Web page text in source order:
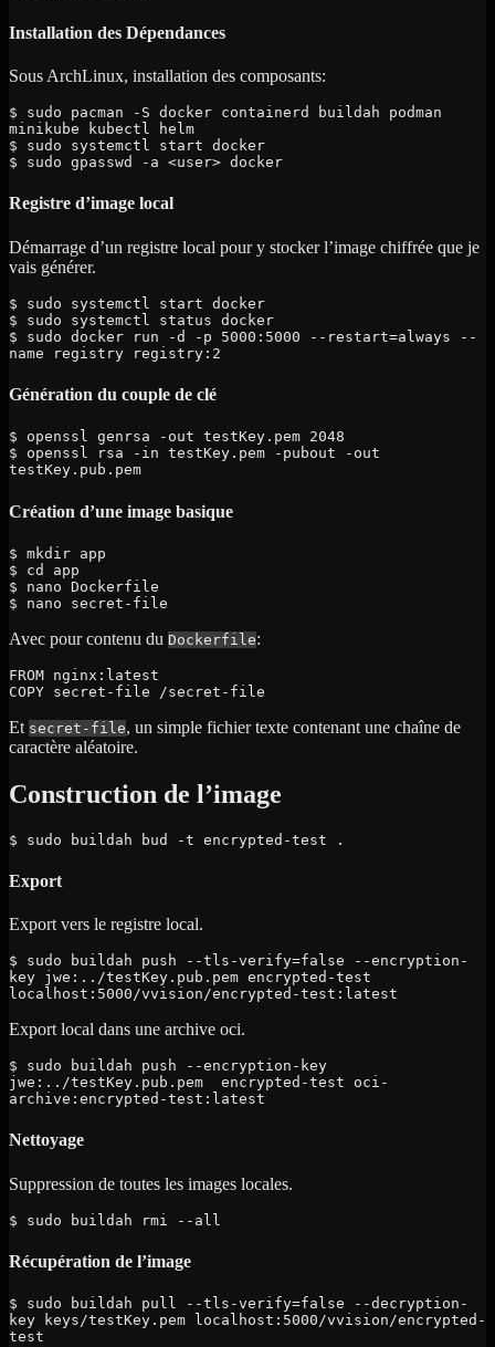
Installation des Dépendances
Sous ArchLinux, installation des composants:
$ sudo pacman -S docker containerd buildah podman
minikube kubectl helm
$ sudo systemctl start docker
$ sudo gpasswd -a <user> docker
Registre d’image local
Démarrage d’un registre local pour y stocker l’image chiffrée que je
vais générer.
$ sudo systemctl start docker
$ sudo systemctl status docker
$ sudo docker run -d -p 5000:5000 --restart=always --
name registry registry:2
Génération du couple de clé
$ openssl genrsa -out testKey.pem 2048
$ openssl rsa -in testKey.pem -pubout -out
testKey.pub.pem
Création d’une image basique
$ mkdir app
$ cd app
$ nano Dockerfile
$ nano secret-file
Avec pour contenu du Dockerfile:
FROM nginx:latest
COPY secret-file /secret-file
Et secret-file, un simple fichier texte contenant une chaîne de
caractère aléatoire.
Construction de l’image
$ sudo buildah bud -t encrypted-test .
Export
Export vers le registre local.
$ sudo buildah push --tls-verify=false --encryption-
key jwe:../testKey.pub.pem encrypted-test
localhost:5000/vvision/encrypted-test:latest
Export local dans une archive oci.
$ sudo buildah push --encryption-key
jwe:../testKey.pub.pem  encrypted-test oci-
archive:encrypted-test:latest
Nettoyage
Suppression de toutes les images locales.
$ sudo buildah rmi --all
Récupération de l’image
$ sudo buildah pull --tls-verify=false --decryption-
key keys/testKey.pem localhost:5000/vvision/encrypted-
test